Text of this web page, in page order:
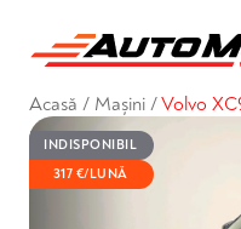
Acasă / Mașini /Volvo
INDISPONIBIL
317 €/LUNĂ